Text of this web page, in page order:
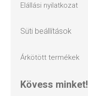
elállási nyilatkozat
süti beállítások
árkötött termékek
kövess minket!